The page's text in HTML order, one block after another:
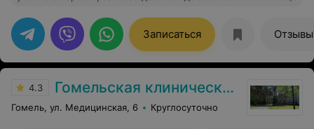
приемлемые цены. Рекомендую!
Записаться Отзывы
4.3 Гомельская клиническая больница
Гомель, ул. Медицинская, 6 Круглосуточно